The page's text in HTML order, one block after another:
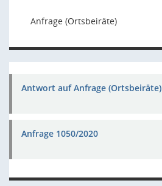
Anfrage (Ortsbeiräte)
Antwort auf Anfrage (Ortsbeiräte)
Anfrage 1050/2020